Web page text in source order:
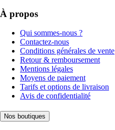
À propos
Qui sommes-nous ?
Contactez-nous
Conditions générales de vente
Retour & remboursement
Mentions légales
Moyens de paiement
Tarifs et options de livraison
Avis de confidentialité
Nos boutiques